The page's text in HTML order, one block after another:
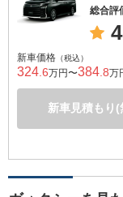
総合評
新車価格 （税込）
324 .6万円〜384 .8万
新車見積もり(